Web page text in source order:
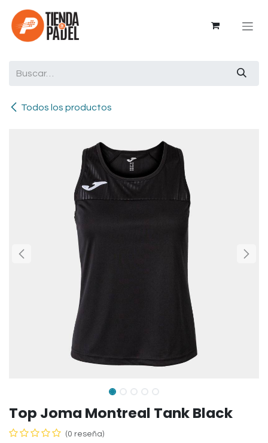
Ir al contenido
Todos los productos
Top Joma Montreal Tank Black
(0 reseña)